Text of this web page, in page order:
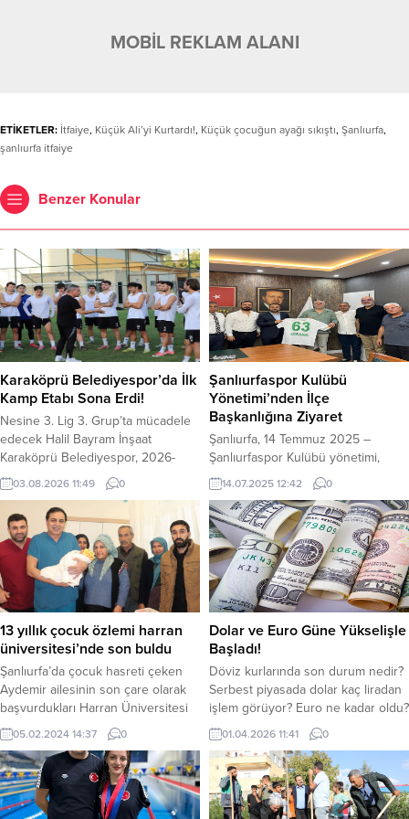
MOBİL REKLAM ALANI
ETİKETLER: İtfaiye, Küçük Ali’yi Kurtardı!, Küçük çocuğun ayağı sıkıştı, Şanlıurfa,
şanlıurfa itfaiye
Benzer Konular
Karaköprü Belediyespor’da İlk
Kamp Etabı Sona Erdi!
Nesine 3. Lig 3. Grup’ta mücadele
edecek Halil Bayram İnşaat
Karaköprü Belediyespor, 2026-
2027 sezonu hazırlıklarının ilk etap
kampını kendi tesislerinde
tamamladı. Kırmızı-siyahlılar, ikinci
etap çalışmaları için 5-15 Ağustos
tarihleri arasında Erzurum’da
kampa girecek. Teknik Direktör
Ahmet Yavuz yönetiminde
gerçekleştirilen 14 günlük ilk etap
kampında futbolcuların fiziksel
dayanıklılığını artırmaya yönelik
kondisyon,...
03.08.2026 11:49 0
Şanlıurfaspor Kulübü
Yönetimi’nden İlçe
Başkanlığına Ziyaret
Şanlıurfa, 14 Temmuz 2025 –
Şanlıurfaspor Kulübü yönetimi,
bugün AK Parti Haliliye İlçe
Başkanlığı’nı ziyaret etti. Ziyaret,
kulübün yeni sezonda daha güçlü
bir şekilde mücadele edebilmesi
için yerel yönetim ve siyasi destek
arayışı kapsamında gerçekleşti.
Şanlıurfaspor Kulüp Başkanı ve
yönetim kurulu üyeleri, AK Parti
Haliliye İlçe Teşkilatını ziyaret etti.
Şanlıurfa...
14.07.2025 12:42 0
13 yıllık çocuk özlemi harran
üniversitesi’nde son buldu
Şanlıurfa’da çocuk hasreti çeken
Aydemir ailesinin son çare olarak
başvurdukları Harran Üniversitesi
Hastanesi’nde çocuk hasretleri son
buldu. Şanlıurfa’nın en önemli
sağlık tesisi olan Harran
Üniversitesi Hastanesi hastalara
çare olmaya devam ediyor.
05.02.2024 14:37 0
Dolar ve Euro Güne Yükselişle
Başladı!
Döviz kurlarında son durum nedir?
Serbest piyasada dolar kaç liradan
işlem görüyor? Euro ne kadar oldu?
Döviz piyasasında dolar ve euro
güne hafif yükselişle başladı.
Ekonomik belirsizlikler, faiz
politikalarına dair beklentiler ve
jeopolitik riskler doların
01.04.2026 11:41 0